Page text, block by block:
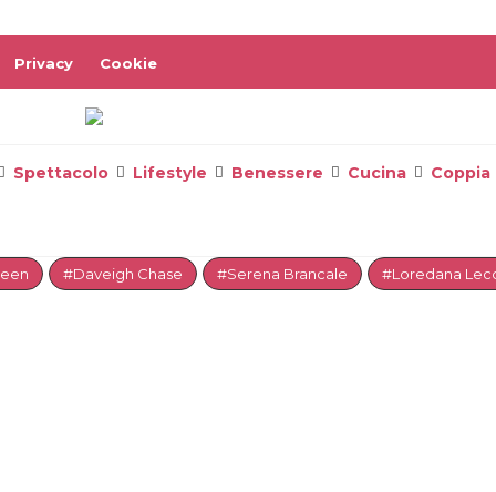
Privacy Cookie
Spettacolo Lifestyle Benessere Cucina Coppia
#Daveigh Chase #Serena Brancale #Loredana